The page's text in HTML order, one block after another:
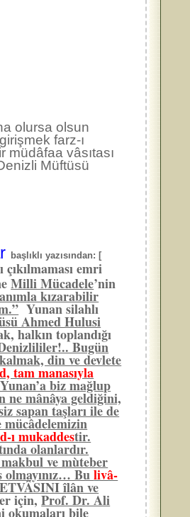
olursa olsun
farz-ı
müdâfaa vâsıtası
Müftüsü
başlıklı yazısından: [
çıkılmaması emri
Milli Mücadele’nin
kızarabilir
Yunan silahlı
Ahmed Hulusi
halkın toplandığı
Bugün
din ve devlete
tam manasıyla
biz mağlup
ne mânâya geldiğini,
sapan taşları ile de
mücâdelemizin
ı mukaddestir.
olanlardır.
ve mùteber
olmayınız… Bulivâ-
îlân ve
için,Prof. Dr. Ali
okumaları bile